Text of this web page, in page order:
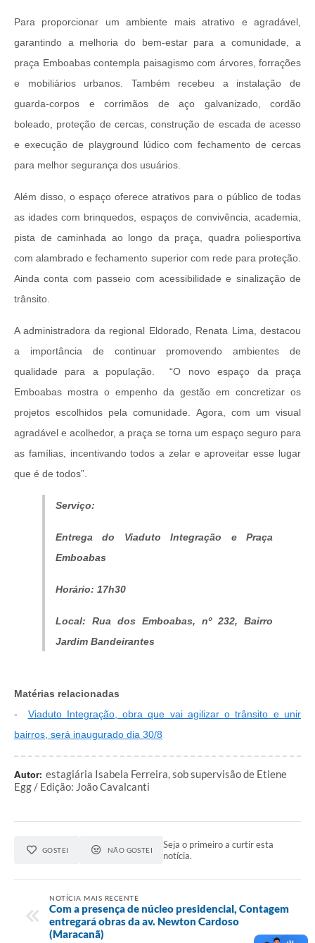
Para proporcionar um ambiente mais atrativo e agradável,
garantindo a melhoria do bem-estar para a comunidade, a
praça Emboabas contempla paisagismo com árvores, forrações
e mobiliários urbanos. Também recebeu a instalação de
guarda-corpos e corrimãos de aço galvanizado, cordão
boleado, proteção de cercas, construção de escada de acesso
e execução de playground lúdico com fechamento de cercas
para melhor segurança dos usuários.
Além disso, o espaço oferece atrativos para o público de todas
as idades com brinquedos, espaços de convivência, academia,
pista de caminhada ao longo da praça, quadra poliesportiva
com alambrado e fechamento superior com rede para proteção.
Ainda conta com passeio com acessibilidade e sinalização de
trânsito.
A administradora da regional Eldorado, Renata Lima, destacou
a importância de continuar promovendo ambientes de
qualidade para a população. “O novo espaço da praça
Emboabas mostra o empenho da gestão em concretizar os
projetos escolhidos pela comunidade. Agora, com um visual
agradável e acolhedor, a praça se torna um espaço seguro para
as famílias, incentivando todos a zelar e aproveitar esse lugar
que é de todos”.
Serviço:
Entrega do Viaduto Integração e Praça
Emboabas
Horário: 17h30
Local: Rua dos Emboabas, nº 232, Bairro
Jardim Bandeirantes
Matérias relacionadas
- Viaduto Integração, obra que vai agilizar o trânsito e unir
bairros, será inaugurado dia 30/8
Autor: estagiária Isabela Ferreira, sob supervisão de Etiene
Egg / Edição: João Cavalcanti
GOSTEI NÃO GOSTEI
Seja o primeiro a curtir esta
notícia.
NOTÍCIA MAIS RECENTE
Com a presença de núcleo presidencial, Contagem
entregará obras da av. Newton Cardoso
(Maracanã)